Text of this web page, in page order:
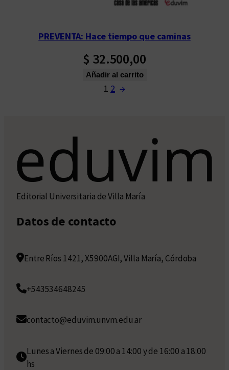
PREVENTA: Hace tiempo que caminas
$ 32.500,00
Añadir al carrito
1 2 →
Editorial Universitaria de Villa María
Datos de contacto
Entre Ríos 1421, X5900AGI, Villa María, Córdoba
+543534648245
contacto@eduvim.unvm.edu.ar
Lunes a Viernes de 09:00 a 14:00 y de 16:00 a 18:00
hs